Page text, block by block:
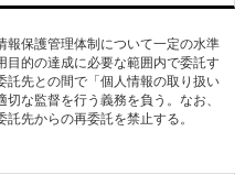
保護管理体制について一定の水準
目的の達成に必要な範囲内で委託す
託先との間で「個人情報の取り扱い
な監督を行う義務を負う。なお、